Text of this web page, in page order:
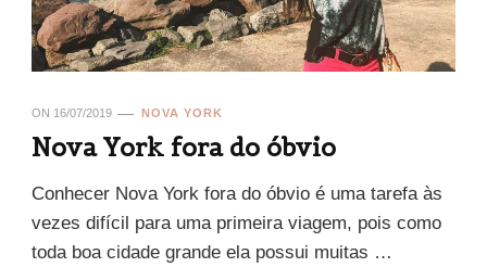
ON 16/07/2019 NOVA YORK
Nova York fora do óbvio
Conhecer Nova York fora do óbvio é uma tarefa às
vezes difícil para uma primeira viagem, pois como
toda boa cidade grande ela possui muitas …